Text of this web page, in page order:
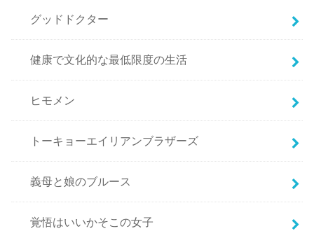
グッドドクター
健康で文化的な最低限度の生活
ヒモメン
トーキョーエイリアンブラザーズ
義母と娘のブルース
覚悟はいいかそこの女子